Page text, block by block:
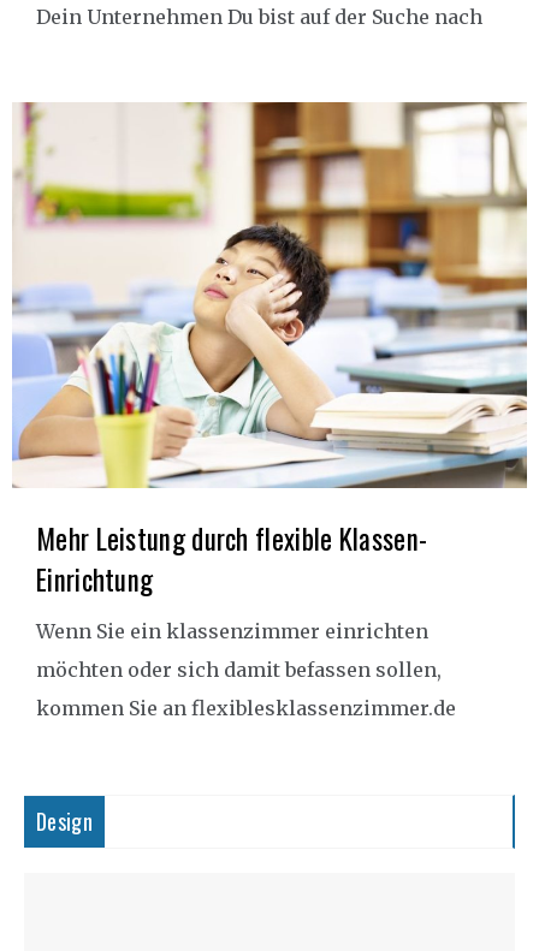
Dein Unternehmen Du bist auf der Suche nach
Mehr Leistung durch flexible Klassen-
Einrichtung
Wenn Sie ein klassenzimmer einrichten
möchten oder sich damit befassen sollen,
kommen Sie an flexiblesklassenzimmer.de
Design